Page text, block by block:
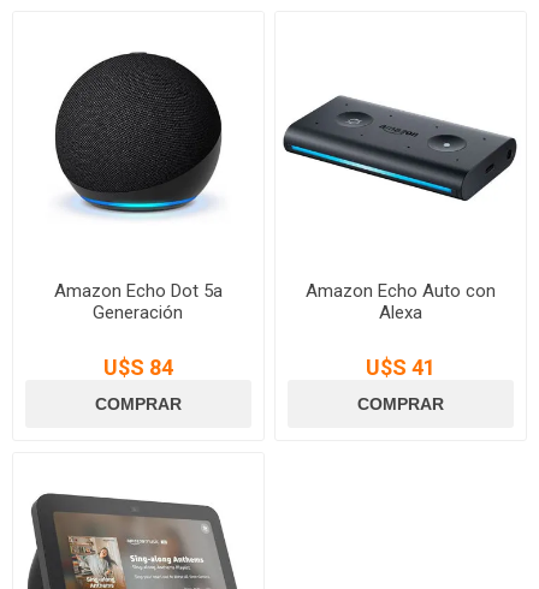
Amazon Echo Dot 5a
Generación
U$S 84
Amazon Echo Auto con
Alexa
U$S 41